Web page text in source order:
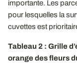
importante. Les
pour lesquelles la
cuvettes est
Tableau 2 : Grille
orange des fleurs